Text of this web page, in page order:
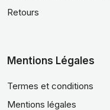
Retours
Mentions Légales
Termes et conditions
Mentions légales